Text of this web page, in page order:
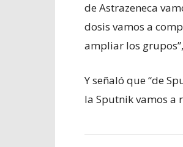
de Astrazeneca
dosis vamos a
ampliar los
Y señaló que “de
la Sputnik vamos a